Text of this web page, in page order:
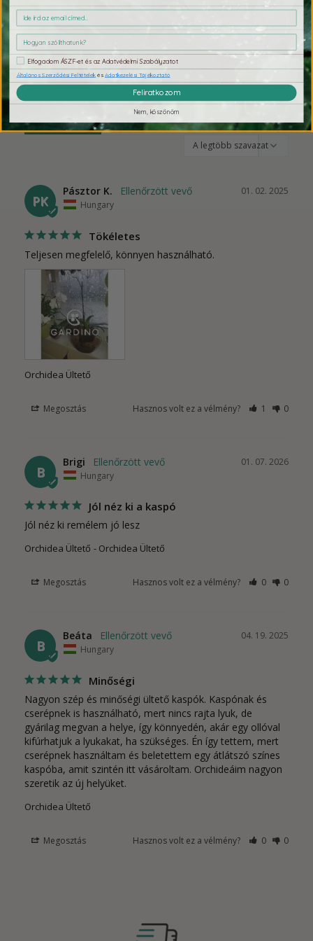
Írd meg a véleményed!
Kérdések
PK
01. 02. 2025
Pásztor K.
Hungary
Tökéletes
Teljesen megfelelő, könnyen használható.
Orchidea Ültető
Megosztás Hasznos volt ez a vélmény? 1 0
B
01. 07. 2026
Brigi
Hungary
Jól néz ki a kaspó
Jól néz ki remélem jó lesz
Orchidea Ültető Orchidea Ültető
Megosztás Hasznos volt ez a vélmény? 0 0
B
04. 19. 2025
Beáta
Hungary
Minőségi
Nagyon szép és minőségi ültető kaspók. Kaspónak és
cserépnek is használható, mert nincs rajta lyuk, de
gyárilag megvan a helye, így könnyedén, akár egy ollóval
kifúrhatjuk a lyukakat, ha szükséges. Én így tettem, mert
cserépnek használtam és beletettem egy átlátszó színes
kaspóba, amit szintén itt vásároltam. Orchideáim nagyon
Orchidea Ültető
Megosztás Hasznos volt ez a vélmény? 0 0
Elfogadom ÁSZF-et és az Adatvédelmi Szabályzatot
Általános Szerződési FeltételekésAdatkezelési Tájékoztató
Feliratkozom
Nem, köszönöm